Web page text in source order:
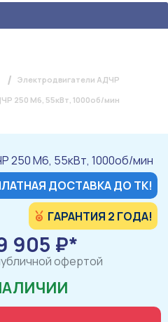
Электродвигатели АДЧР
250 М6, 55кВт, 1000об/мин
ДОСТАВКА ДО ТК!
ГАРАНТИЯ 2 ГОДА!
905 ₽*
офертой